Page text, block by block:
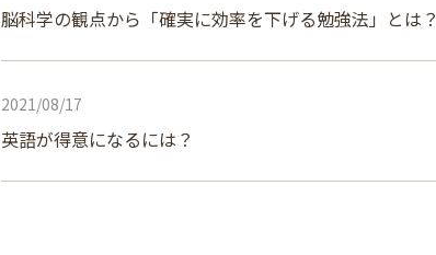
脳科学の観点から「確実に効率を下げる勉強法」とは？
2021/08/17
英語が得意になるには？